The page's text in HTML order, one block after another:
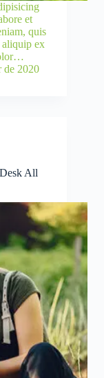
et
quis
aliquip ex
de 2020
All